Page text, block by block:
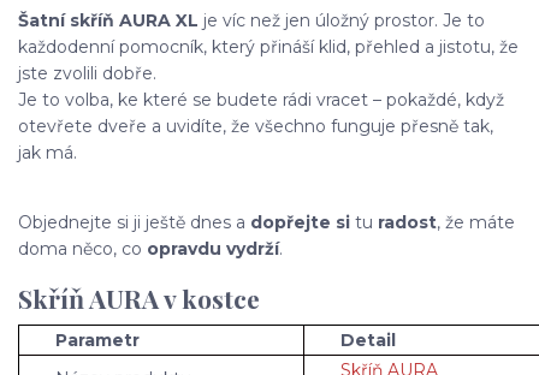
Šatní skříň AURA XL je víc než jen úložný prostor. Je to
každodenní pomocník, který přináší klid, přehled a jistotu, že
jste zvolili dobře.
Je to volba, ke které se budete rádi vracet – pokaždé, když
otevřete dveře a uvidíte, že všechno funguje přesně tak,
jak má.
Objednejte si ji ještě dnes a dopřejte si tu radost, že máte
doma něco, co opravdu vydrží.
Skříň AURA v kostce
Parametr
Detail
Skříň AURA